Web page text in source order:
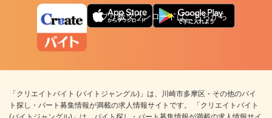
アプリ版ダウンロードはこちらから
「クリエイトバイト (バイトジャングル)」は、川崎市多摩区・その他のバイ
ト探し・パート募集情報が満載の求人情報サイトです。 「クリエイトバイト